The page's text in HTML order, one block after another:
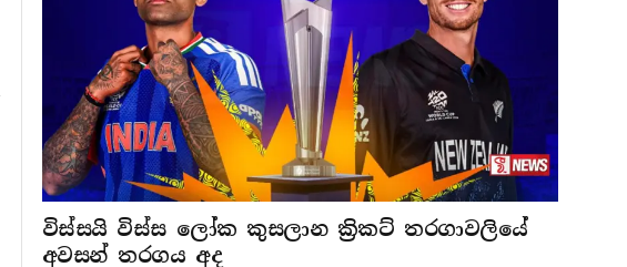
විස්සයි විස්ස ලෝක කුසලාන ක්‍රිකට් තරගාවලියේ
අවසන් තරගය අද